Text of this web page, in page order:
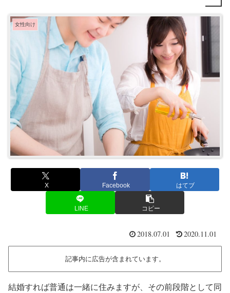
女性向け
X Facebook はてブ
LINE コピー
2018.07.01 2020.11.01
記事内に広告が含まれています。
結婚すれば普通は一緒に住みますが、その前段階として同